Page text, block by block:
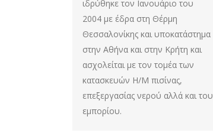
ιδρύθηκε τον Ιανουάριο του
2004 με έδρα στη Θέρμη
Θεσσαλονίκης και υποκατάστημα
στην Αθήνα και στην Κρήτη και
ασχολείται με τον τομέα των
κατασκευών Η/Μ πισίνας,
επεξεργασίας νερού αλλά και του
εμπορίου.